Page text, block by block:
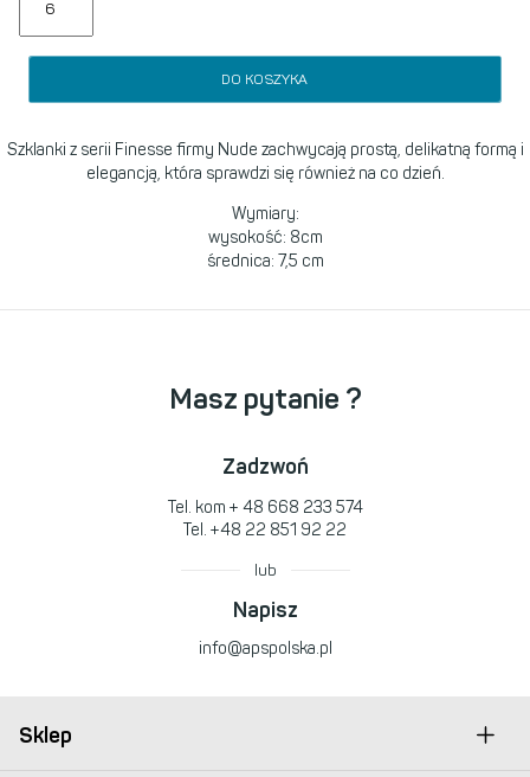
DO KOSZYKA
Szklanki z serii Finesse firmy Nude zachwycają prostą, delikatną formą i
elegancją, która sprawdzi się również na co dzień.
Wymiary:
wysokość: 8cm
średnica: 7,5 cm
Masz pytanie ?
Zadzwoń
Tel. kom + 48 668 233 574
Tel. +48 22 851 92 22
lub
Napisz
info@apspolska.pl
Sklep